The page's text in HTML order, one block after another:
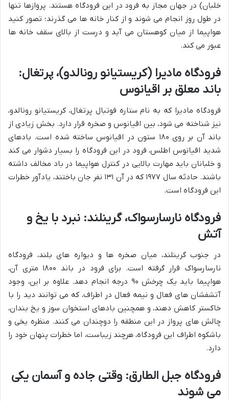
خلبان) در جهان مجاز به فرود در این فرودگاه هستند. پروازها تنها
در طول روز انجام می شوند و از کنار خانه ها می گذرند؛ تصور کنید
هواپیما از میان کوهستان می آید و درست از بالای سقف خانه ها
عبور می کند.
فرودگاه مادیرا (کریستیانو رونالدو)، پرتغال:
باند معلق بر اقیانوس
فرودگاه مادیرا که به نام ستاره فوتبال پرتغال، کریستیانو رونالدو،
نیز شناخته می شود، بین اقیانوس و صخره قرار دارد. بخش زیادی از
باند آن بر روی ۱۸۰ ستون در اقیانوس ساخته شده است. بادهای
شدید اقیانوس اطلس، فرود در این فرودگاه را بسیار دشوار می کند
و خلبانان باید مهارت بالایی در کنترل هواپیما در باد مخالف داشته
باشند. حادثه سال ۱۹۷۷ که در آن ۱۳۱ نفر جان باختند، یادآور خطرات
این فرودگاه است.
فرودگاه نارسارسواک، گرینلند: نبرد با یخ و
آتش
در جنوب گرینلند، میان صخره ها و دیواره های بلند، فرودگاه
نارسارسواک قرار گرفته است. برای فرود در باند ۱۸۰۰ متری آن،
هواپیما باید یک چرخش ۹۰ درجه انجام دهد. علاوه بر این، وجود
آتشفشان های فعال و نیمه فعال در اطراف، که می توانند دید را با
خاکستر کاهش دهند، و همچنین بادهای استخوان سوز و یخ بندان،
چالش های پرواز در این منطقه را دوچندان می کنند. منظره یخی و
باشکوه اطراف این فرودگاه، هرچند زیباست، اما خطرات پنهان خود را
دارد.
فرودگاه جبل الطارق: وقتی جاده و آسمان یکی
می شوند